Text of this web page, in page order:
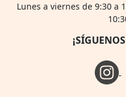
Lunes a viernes de 9:30 a